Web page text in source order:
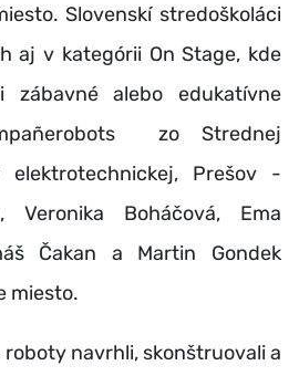
Slovenskí stredoškoláci
aj v kategórii On Stage, kde
zábavné alebo edukatívne
zo Strednej
elektrotechnickej, Prešov -
Veronika Boháčová, Ema
Čakan a Martin Gondek
miesto.
navrhli, skonštruovali a